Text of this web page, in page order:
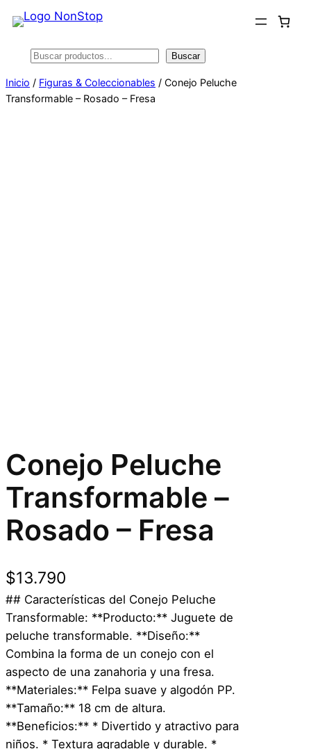
Saltar
contenido
Buscar Buscar
Inicio / Figuras & Coleccionables / Conejo Peluche
Transformable – Rosado – Fresa
Conejo Peluche
Transformable –
Rosado – Fresa
$13.790
## Características del Conejo Peluche
Transformable: **Producto:** Juguete de
peluche transformable. **Diseño:**
Combina la forma de un conejo con el
aspecto de una zanahoria y una fresa.
**Materiales:** Felpa suave y algodón PP.
**Tamaño:** 18 cm de altura.
**Beneficios:** * Divertido y atractivo para
niños. * Textura agradable y durable. *